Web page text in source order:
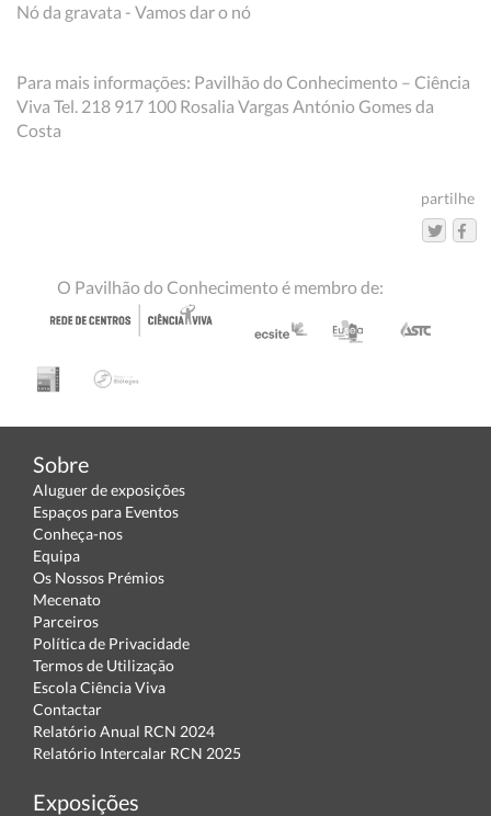
Nó da gravata - Vamos dar o nó
Para mais informações: Pavilhão do Conhecimento – Ciência
Viva Tel. 218 917 100 Rosalia Vargas António Gomes da
Costa
partilhe
O Pavilhão do Conhecimento é membro de:
Sobre
Aluguer de exposições
Espaços para Eventos
Conheça-nos
Equipa
Os Nossos Prémios
Mecenato
Parceiros
Política de Privacidade
Termos de Utilização
Escola Ciência Viva
Contactar
Relatório Anual RCN 2024
Relatório Intercalar RCN 2025
Exposições